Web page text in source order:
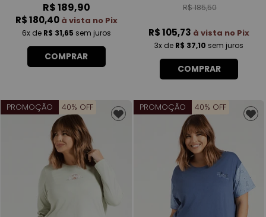
R$ 189,90
R$ 180,40 à vista no Pix
6xde R$ 31,65 sem juros
COMPRAR
R$ 185,50
R$ 105,73 à vista no Pix
3x de R$ 37,10 sem juros
COMPRAR
PROMOÇÃO 40% OFF PROMOÇÃO 40% OFF